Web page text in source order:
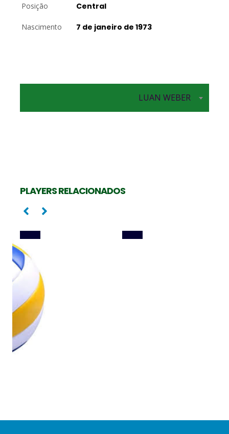
Posição Central
Nascimento 7 de janeiro de 1973
LUAN WEBER
PLAYERS RELACIONADOS
GABRIEL COTRIM